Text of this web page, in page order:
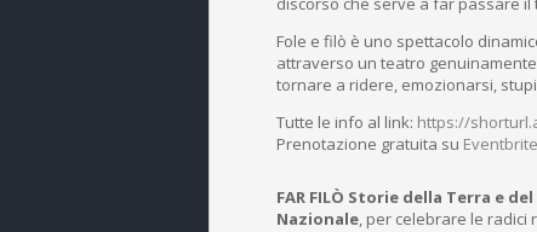
Fole e filò è uno spettacolo
attraverso un teatro
tornare a ridere, emozionarsi,
Tutte le info al link: https://
Prenotazione gratuita su
FAR FILÒ Storie della Terra e del
Nazionale, per celebrare le radici